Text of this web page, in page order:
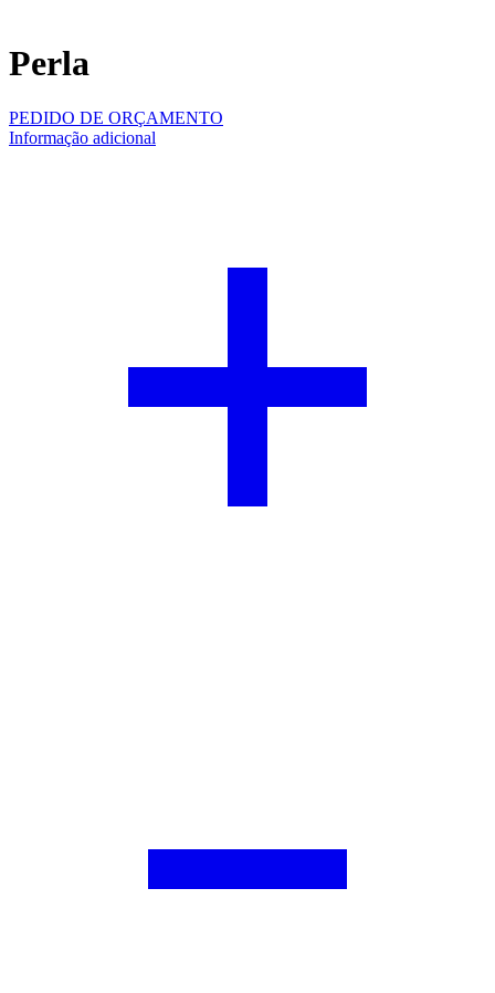
Perla
PEDIDO DE ORÇAMENTO
Informação adicional